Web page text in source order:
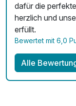
dafür die
herzlich und
erfüllt.
Bewertet mit 6,0
Alle